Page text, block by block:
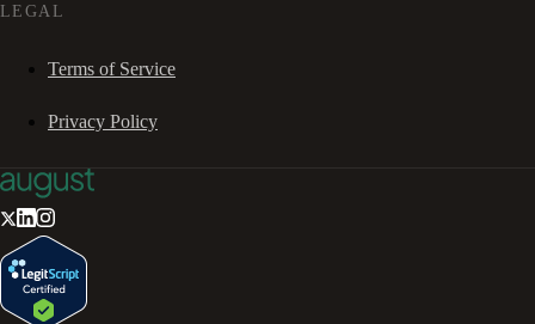
LEGAL
Terms of Service
Privacy Policy